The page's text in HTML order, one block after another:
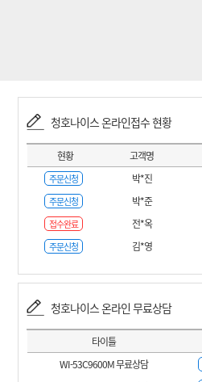
청호나이스 온라인접수 현황
현황 고객명
주문신청 박*진
주문신청 박*준
접수완료 전*옥
주문신청 김*영
청호나이스 온라인 무료상담
타이틀
WI-53C9600M 무료상담